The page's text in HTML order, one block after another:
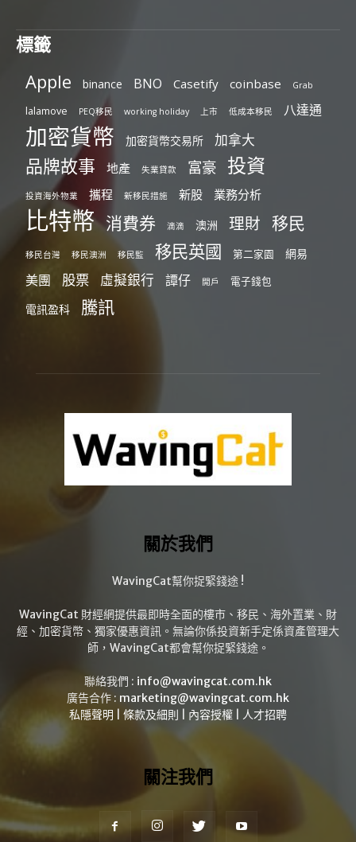
標籤
Apple binance BNO Casetify coinbase Grab
lalamove PEQ移民 working holiday 上市 低成本移民 八達通
加密貨幣 加密貨幣交易所 加拿大
品牌故事 地產 失業貸款 富豪 投資
投資海外物業 攜程 新移民措施 新股 業務分析
比特幣 消費券 滴滴 澳洲 理財 移民
移民台灣 移民澳洲 移民監 移民英國 第二家園 網易
美團 股票 虛擬銀行 譚仔 開戶 電子錢包
電訊盈科 騰訊
關於我們
WavingCat幫你捉緊錢途 !
WavingCat 財經網提供最即時全面的樓市、移民、海外置業、財
經、加密貨幣、獨家優惠資訊。無論你係投資新手定係資產管理大
師，WavingCat都會幫你捉緊錢途。
聯絡我們 : info@wavingcat.com.hk
廣告合作 : marketing@wavingcat.com.hk
私隱聲明
條款及細則 內容授權 人才招聘
關注我們